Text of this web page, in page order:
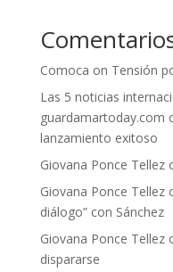
Comoca on Tensión
Las 5 noticias
guardamartoday.com
lanzamiento exitoso
Giovana Ponce Tellez
Giovana Ponce Tellez
diálogo” con Sánchez
Giovana Ponce Tellez
dispararse